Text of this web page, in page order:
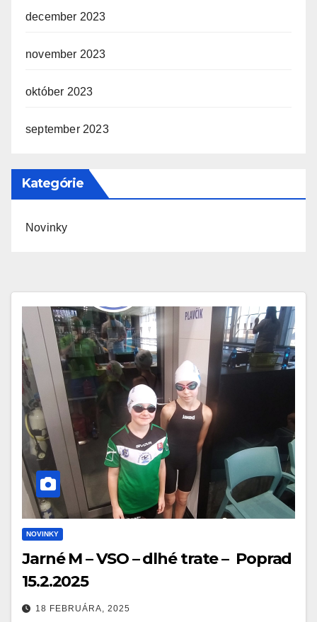
december 2023
november 2023
október 2023
september 2023
Kategórie
Novinky
NOVINKY
Jarné M – VSO – dlhé trate – Poprad
15.2.2025
18 FEBRUÁRA, 2025